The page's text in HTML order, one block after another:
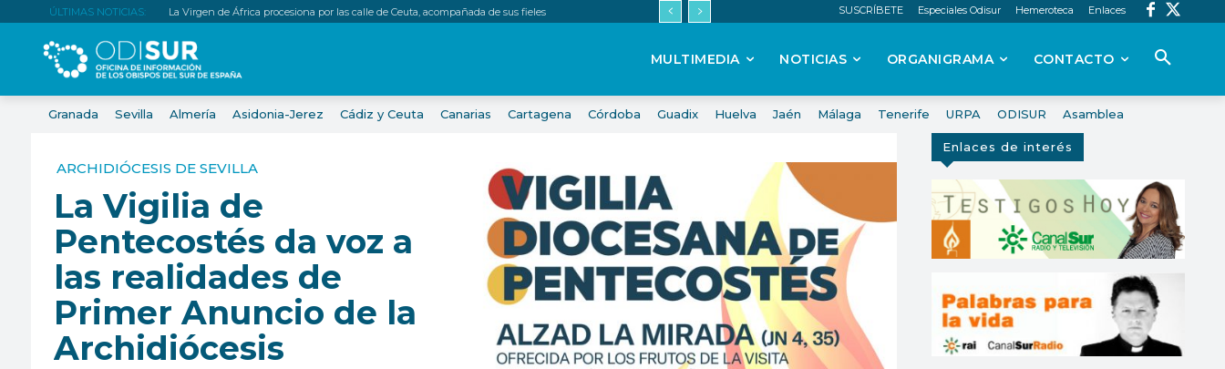
ÚLTIMAS NOTICIAS: La Virgen de África procesiona por las calle de Ceuta, acompañada de sus fieles SUSCRÍBETE Especiales Odisur Hemeroteca Enlaces
MULTIMEDIA NOTICIAS ORGANIGRAMA CONTACTO
Granada Sevilla Almería Asidonia-Jerez Cádiz y Ceuta Canarias Cartagena Córdoba Guadix Huelva Jaén Málaga Tenerife URPA ODISUR Asamblea
ARCHIDIÓCESIS DE SEVILLA
La Vigilia de
Pentecostés da voz a
las realidades de
Primer Anuncio de la
Archidiócesis
Enlaces de interés